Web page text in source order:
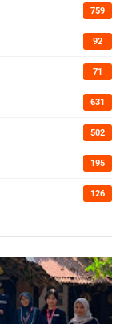
759
92
71
631
502
195
126